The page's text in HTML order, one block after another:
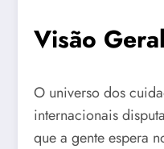
Visão
O universo dos
internacionais
que a gente espera